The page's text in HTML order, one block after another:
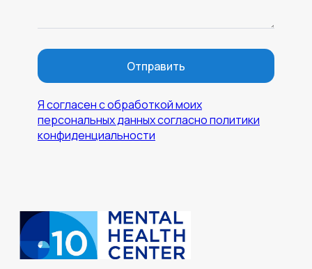
Отправить
Я согласен с обработкой моих
персональных данных согласно политики
конфиденциальности